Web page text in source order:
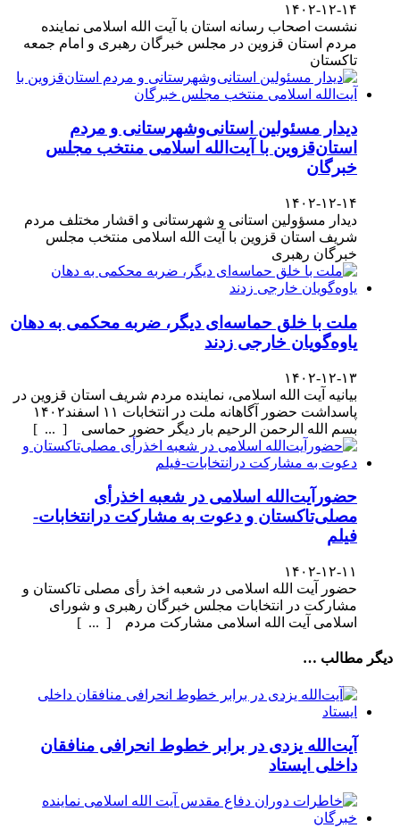
۱۴۰۲-۱۲-۱۴
نشست اصحاب رسانه استان با آیت الله اسلامی نماینده
مردم استان قزوین در مجلس خبرگان رهبری و امام جمعه
تاکستان
دیدار مسئولین استانی‌وشهرستانی و مردم‌
استان‌قزوین با آیت‌الله‌ اسلامی منتخب مجلس‌
خبرگان
۱۴۰۲-۱۲-۱۴
دیدار مسؤولین استانی و شهرستانی و اقشار مختلف مردم
شریف استان قزوین با آیت الله اسلامی منتخب مجلس
خبرگان رهبری
ملت با خلق حماسه‌ای دیگر، ضربه محکمی به دهان
یاوه‌گویان خارجی زدند
۱۴۰۲-۱۲-۱۳
بیانیه آیت الله اسلامی، نماینده مردم شریف استان قزوین در
پاسداشت حضور آگاهانه ملت در انتخابات ۱۱ اسفند۱۴۰۲
بسم الله الرحمن الرحیم بار دیگر حضور حماسی [ ... ]
حضورآیت‌الله اسلامی در شعبه اخذرأی
مصلی‌تاکستان و دعوت به مشارکت درانتخابات-
فیلم
۱۴۰۲-۱۲-۱۱
حضور آیت الله اسلامی در شعبه اخذ رأی مصلی تاکستان و
مشارکت در انتخابات مجلس خبرگان رهبری و شورای
اسلامی آیت الله اسلامی مشارکت مردم [ ... ]
دیگر مطالب …
آیت‌الله یزدی در برابر خطوط انحرافی منافقان
داخلی ایستاد